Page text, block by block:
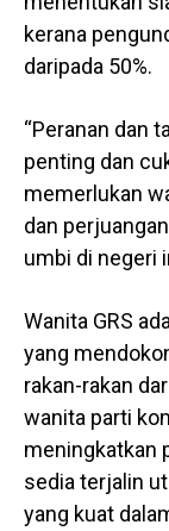
kerana
daripada 50%.
“Peranan dan
penting dan
memerlukan
dan
umbi di negeri
Wanita GRS
yang
rakan-rakan
wanita parti
meningkatkan
sedia terjalin
yang kuat